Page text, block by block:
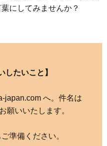
にしてみませんか？
したいこと】
japan.com へ。件名は
願いいたします。
準備ください。